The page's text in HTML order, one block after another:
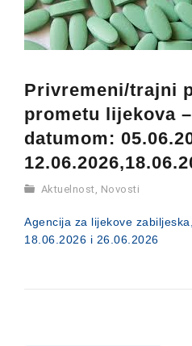
Privremeni/trajni
prometu lijekova
datumom:
Aktuelnost, Novosti
Agencija za lijekove
18.06.2026 i 26.06.2026